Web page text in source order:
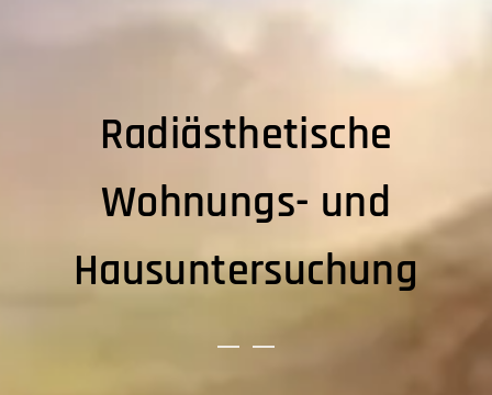
Radiästhetische
Wohnungs- und
Hausuntersuchung